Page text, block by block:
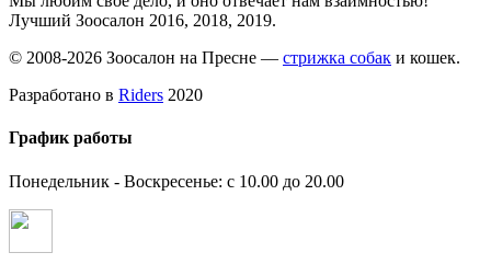
Лучший Зоосалон 2016, 2018, 2019.
© 2008-2026 Зоосалон на Пресне — стрижка собак и кошек.
Разработано в Riders 2020
График работы
Понедельник - Воскресенье: с 10.00 до 20.00